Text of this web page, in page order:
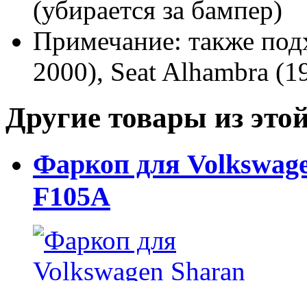
(убирается за бампер)
Примечание: также
2000), Seat Alhambra
Другие товары из
Фаркоп для
F105A